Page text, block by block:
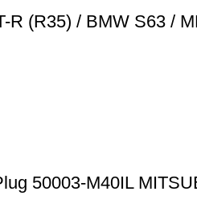
R (R35) / BMW S63 /
50003-M40IL